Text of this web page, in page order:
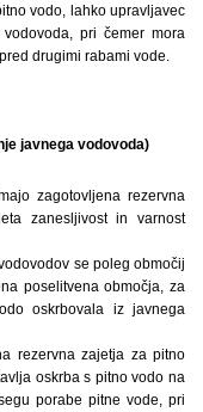
vodo, lahko upravljavec
pri čemer mora
drugimi rabami vode.
javnega vodovoda)
zagotovljena rezervna
zanesljivost in varnost
se poleg območij
poselitvena območja, za
oskrbovala iz javnega
rezervna zajetja za pitno
oskrba s pitno vodo na
porabe pitne vode, pri